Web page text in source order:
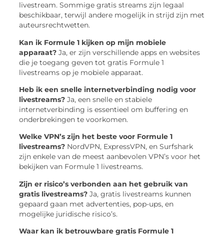
livestream. Sommige gratis streams zijn legaal
beschikbaar, terwijl andere mogelijk in strijd zijn met
auteursrechtwetten.
Kan ik Formule 1 kijken op mijn mobiele
apparaat? Ja, er zijn verschillende apps en websites
die je toegang geven tot gratis Formule 1
livestreams op je mobiele apparaat.
Heb ik een snelle internetverbinding nodig voor
livestreams? Ja, een snelle en stabiele
internetverbinding is essentieel om buffering en
onderbrekingen te voorkomen.
Welke VPN’s zijn het beste voor Formule 1
livestreams? NordVPN, ExpressVPN, en Surfshark
zijn enkele van de meest aanbevolen VPN’s voor het
bekijken van Formule 1 livestreams.
Zijn er risico’s verbonden aan het gebruik van
gratis livestreams? Ja, gratis livestreams kunnen
gepaard gaan met advertenties, pop-ups, en
mogelijke juridische risico’s.
Waar kan ik betrouwbare gratis Formule 1